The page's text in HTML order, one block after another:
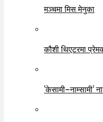
मञ्चमा मिस मेनुका
कौशी थिएटरमा
‘केसामी–नाम्सामी’